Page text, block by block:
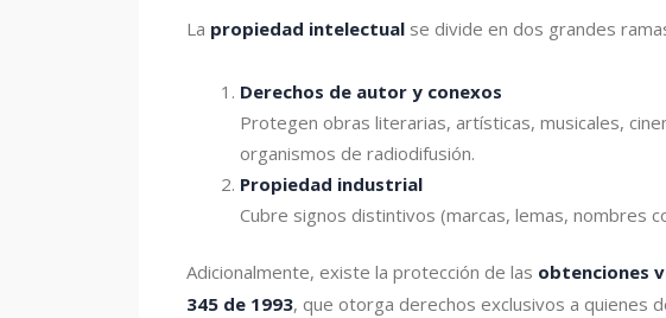
La propiedad intelectual se divide en dos grandes
Derechos de autor y conexos
Protegen obras literarias, artísticas, musicales,
organismos de radiodifusión.
Propiedad industrial
Cubre signos distintivos (marcas, lemas, nombres
Adicionalmente, existe la protección de las obtenciones
345 de 1993, que otorga derechos exclusivos a quienes